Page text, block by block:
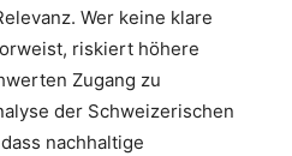
Wer keine klare
riskiert höhere
Zugang zu
der Schweizerischen
nachhaltige